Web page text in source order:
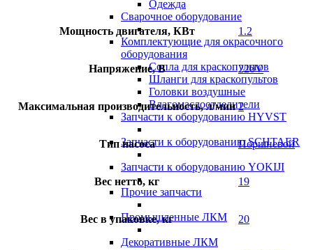
Одежда
Сварочное оборудование
Комплектующие для окрасочного
оборудования
Сопла для краскопультов
Шланги для краскопультов
Головки воздушные
Влагомаслоотделители
Запчасти к оборудованию HYVST
Запчасти к оборудованию SCHTAER
Запчасти к оборудованию YOKIJI
Прочие запчасти
Промышленные ЛКМ
Декоративные ЛКМ
Мощность двигателя, КВт 1.2
Напряжение, В 220V
Максимальная производительность, л/мин 2
Тип насоса Поршневой
Вес нетто, кг 19
Вес в упаковке, кг 20